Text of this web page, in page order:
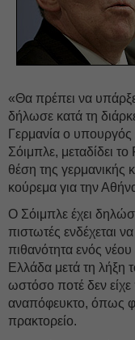
«Θα πρέπει να
δήλωσε κατά τη
Γερμανία ο
Σόιμπλε, μεταδίδει
θέση της γερμανικής
κούρεμα για την
Ο Σόιμπλε έχει
πιστωτές ενδέχεται
πιθανότητα ενός
Ελλάδα μετά τη λήξη
ωστόσο ποτέ δεν
αναπόφευκτο, όπως
πρακτορείο.